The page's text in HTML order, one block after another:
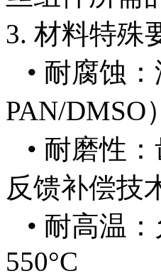
3. 材料特殊
• 耐腐蚀
PAN/
• 耐磨性
反馈补偿技
• 耐高温：
550°C